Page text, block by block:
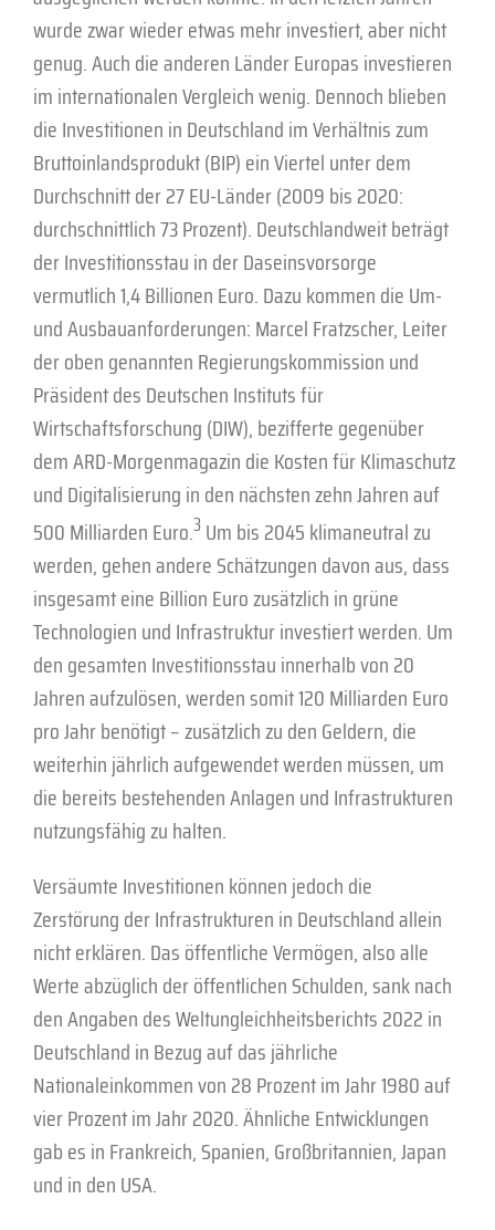
wurde zwar wieder etwas mehr investiert, aber nicht
genug. Auch die anderen Länder Europas investieren
im internationalen Vergleich wenig. Dennoch blieben
die Investitionen in Deutschland im Verhältnis zum
Bruttoinlandsprodukt (BIP) ein Viertel unter dem
Durchschnitt der 27 EU-Länder (2009 bis 2020:
durchschnittlich 73 Prozent). Deutschlandweit beträgt
der Investitionsstau in der Daseinsvorsorge
vermutlich 1,4 Billionen Euro. Dazu kommen die Um-
und Ausbau­anforderungen: Marcel Fratzscher, Leiter
der oben genannten Regierungskommission und
Präsident des Deutschen Instituts für
Wirtschaftsforschung (DIW), bezifferte gegenüber
dem ARD-Morgenmagazin die Kosten für Klimaschutz
und Digitalisierung in den nächsten zehn Jahren auf
500 Milliarden Euro.3Um bis 2045 klimaneutral zu
werden, gehen andere Schätzungen davon aus, dass
insgesamt eine Billion Euro zusätzlich in grüne
Technologien und Infrastruktur investiert werden. Um
den gesamten Investitionsstau innerhalb von 20
Jahren aufzulösen, werden somit 120 Milliarden Euro
pro Jahr benötigt – zusätzlich zu den Geldern, die
weiterhin jährlich aufgewendet werden müssen, um
die bereits bestehenden Anlagen und Infrastrukturen
nutzungsfähig zu halten.
Versäumte Investitionen können jedoch die
Zerstörung der Infrastrukturen in Deutschland allein
nicht erklären. Das öffentliche Vermögen, also alle
Werte abzüglich der öffentlichen Schulden, sank nach
den Angaben des Weltungleichheitsberichts 2022 in
Deutschland in Bezug auf das jährliche
Nationaleinkommen von 28 Prozent im Jahr 1980 auf
vier Prozent im Jahr 2020. Ähnliche Entwicklungen
gab es in Frankreich, Spanien, Großbritannien, Japan
und in den USA.